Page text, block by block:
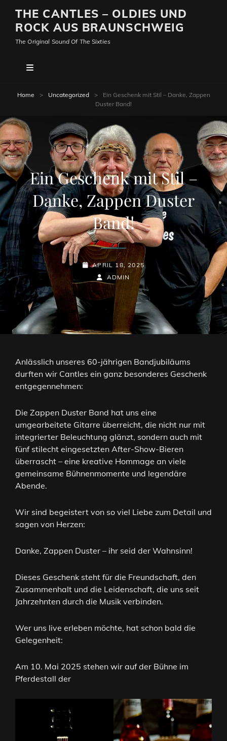
THE CANTLES – OLDIES UND
ROCK AUS BRAUNSCHWEIG
The Original Sound Of The Sixties
Home > Uncategorized >
Ein Geschenk mit Stil – Danke, Zappen
Duster Band!
Ein Geschenk mit Stil –
Danke, Zappen Duster
Band!
POSTED-
APRIL 18, 2025
BY
LINE
BYLINE
ADMIN
Anlässlich unseres 60-jährigen Bandjubiläums
durften wir Cantles ein ganz besonderes Geschenk
entgegennehmen:
Die Zappen Duster Band hat uns eine
umgearbeitete Gitarre überreicht, die nicht nur mit
integrierter Beleuchtung glänzt, sondern auch mit
fünf stilecht eingesetzten After-Show-Bieren
überrascht – eine kreative Hommage an viele
gemeinsame Bühnenmomente und legendäre
Abende.
Wir sind begeistert von so viel Liebe zum Detail und
sagen von Herzen:
Danke, Zappen Duster – ihr seid der Wahnsinn!
Dieses Geschenk steht für die Freundschaft, den
Zusammenhalt und die Leidenschaft, die uns seit
Jahrzehnten durch die Musik verbinden.
Wer uns live erleben möchte, hat schon bald die
Gelegenheit:
Am 10. Mai 2025 stehen wir auf der Bühne im
Pferdestall der